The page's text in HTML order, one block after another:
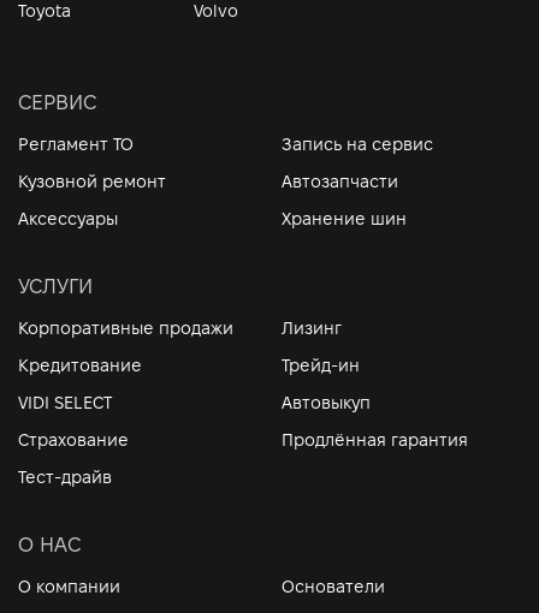
Toyota
Volvo
СЕРВИС
Регламент ТО
Запись на сервис
Кузовной ремонт
Автозапчасти
Аксессуары
Хранение шин
УСЛУГИ
Корпоративные продажи
Лизинг
Кредитование
Трейд-ин
VIDI SELECT
Автовыкуп
Страхование
Продлённая гарантия
Тест-драйв
О НАС
О компании Основатели